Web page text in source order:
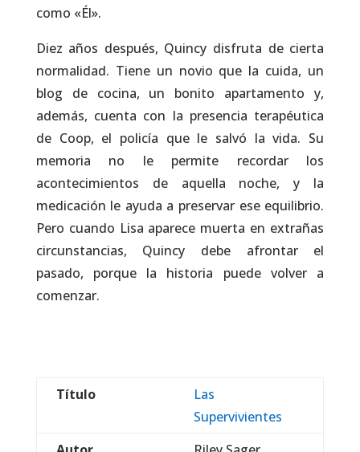
como «Él».
Diez años después, Quincy disfruta de cierta
normalidad. Tiene un novio que la cuida, un
blog de cocina, un bonito apartamento y,
además, cuenta con la presencia terapéutica
de Coop, el policía que le salvó la vida. Su
memoria no le permite recordar los
acontecimientos de aquella noche, y la
medicación le ayuda a preservar ese equilibrio.
Pero cuando Lisa aparece muerta en extrañas
circunstancias, Quincy debe afrontar el
pasado, porque la historia puede volver a
comenzar.
Título
Las
Supervivientes